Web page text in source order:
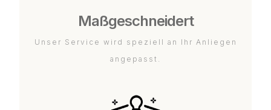
Maßgeschneidert
Unser Service wird speziell an Ihr Anliegen
angepasst.